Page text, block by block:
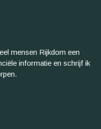
mensen Rijkdom een
informatie en schrijf ik